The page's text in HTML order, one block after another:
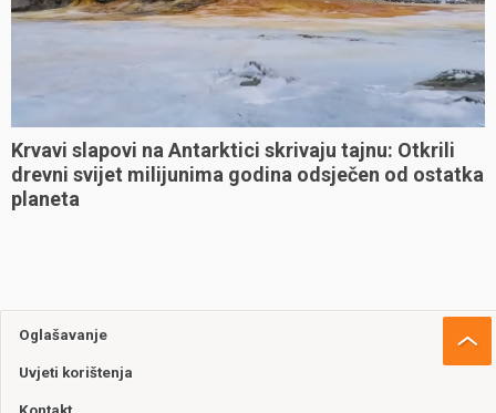
Krvavi slapovi na Antarktici skrivaju tajnu: Otkrili
drevni svijet milijunima godina odsječen od ostatka
planeta
Oglašavanje
Uvjeti korištenja